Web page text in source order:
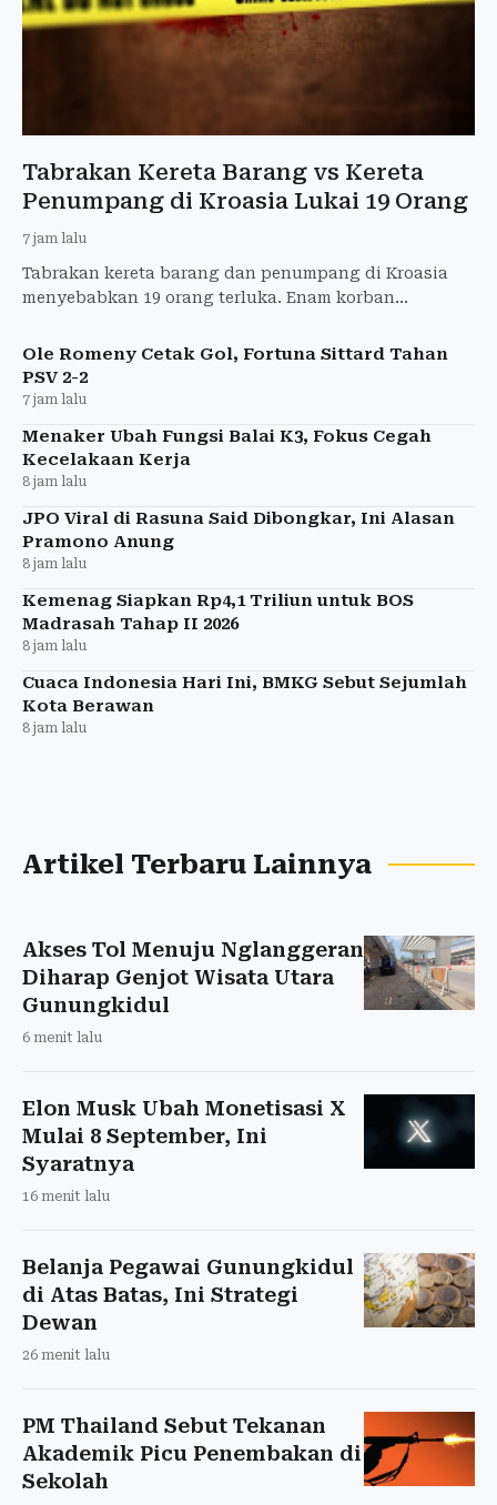
Tabrakan Kereta Barang vs Kereta
Penumpang di Kroasia Lukai 19 Orang
7 jam lalu
Tabrakan kereta barang dan penumpang di Kroasia
menyebabkan 19 orang terluka. Enam korban
Ole Romeny Cetak Gol, Fortuna Sittard Tahan
PSV 2-2
7 jam lalu
Menaker Ubah Fungsi Balai K3, Fokus Cegah
Kecelakaan Kerja
8 jam lalu
JPO Viral di Rasuna Said Dibongkar, Ini Alasan
Pramono Anung
8 jam lalu
Kemenag Siapkan Rp4,1 Triliun untuk BOS
Madrasah Tahap II 2026
8 jam lalu
Cuaca Indonesia Hari Ini, BMKG Sebut Sejumlah
Kota Berawan
8 jam lalu
Artikel Terbaru Lainnya
Akses Tol Menuju Nglanggeran
Diharap Genjot Wisata Utara
Gunungkidul
6 menit lalu
Elon Musk Ubah Monetisasi X
Mulai 8 September, Ini
Syaratnya
16 menit lalu
Belanja Pegawai Gunungkidul
di Atas Batas, Ini Strategi
Dewan
26 menit lalu
PM Thailand Sebut Tekanan
Akademik Picu Penembakan di
Sekolah